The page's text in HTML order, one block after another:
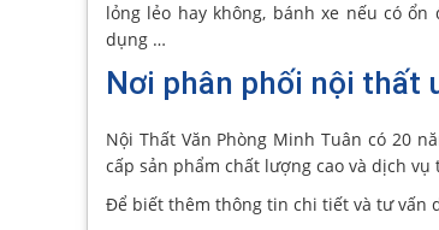
lỏng lẻo hay không, bánh xe nếu có
dụng …
Nơi phân phối nội thất
Nội Thất Văn Phòng Minh Tuân có 20
cấp sản phẩm chất lượng cao và dịch
Để biết thêm thông tin chi tiết và tư vấn